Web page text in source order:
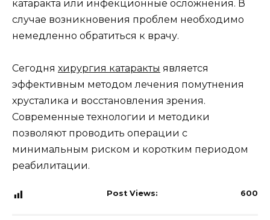
катаракта или инфекционные осложнения. В
случае возникновения проблем необходимо
немедленно обратиться к врачу.
Сегодня хирургия катаракты является
эффективным методом лечения помутнения
хрусталика и восстановления зрения.
Современные технологии и методики
позволяют проводить операции с
минимальным риском и коротким периодом
реабилитации.
Post Views: 600